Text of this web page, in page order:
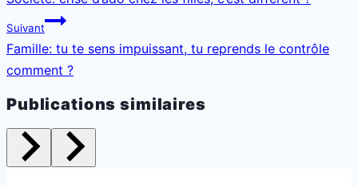
l’article
Suivant
Famille: tu te sens impuissant, tu reprends le contrôle
comment ?
Publications similaires